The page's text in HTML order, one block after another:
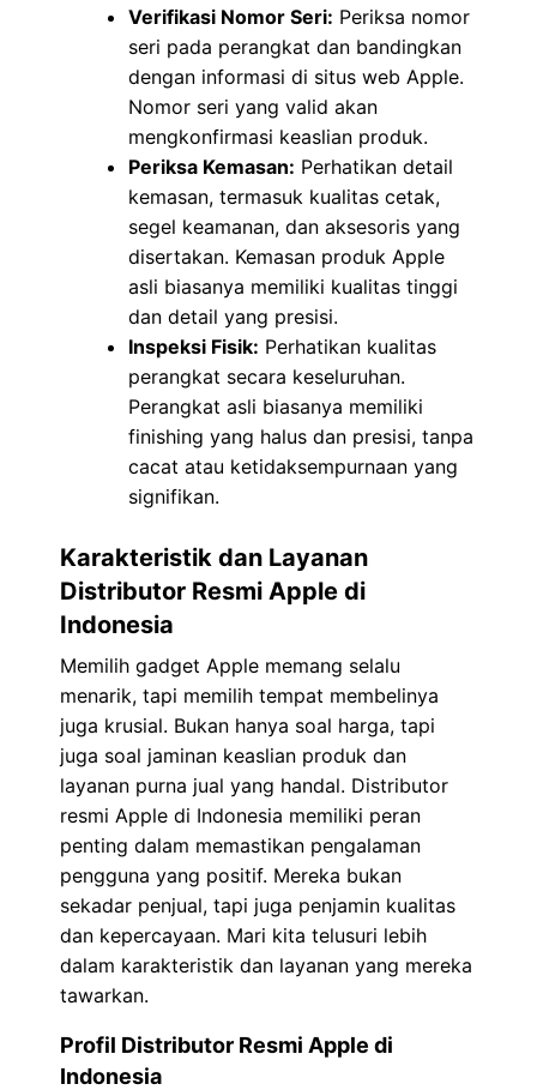
Verifikasi Nomor Seri: Periksa nomor
seri pada perangkat dan bandingkan
dengan informasi di situs web Apple.
Nomor seri yang valid akan
mengkonfirmasi keaslian produk.
Periksa Kemasan: Perhatikan detail
kemasan, termasuk kualitas cetak,
segel keamanan, dan aksesoris yang
disertakan. Kemasan produk Apple
asli biasanya memiliki kualitas tinggi
dan detail yang presisi.
Inspeksi Fisik: Perhatikan kualitas
perangkat secara keseluruhan.
Perangkat asli biasanya memiliki
finishing yang halus dan presisi, tanpa
cacat atau ketidaksempurnaan yang
signifikan.
Karakteristik dan Layanan
Distributor Resmi Apple di
Indonesia
Memilih gadget Apple memang selalu
menarik, tapi memilih tempat membelinya
juga krusial. Bukan hanya soal harga, tapi
juga soal jaminan keaslian produk dan
layanan purna jual yang handal. Distributor
resmi Apple di Indonesia memiliki peran
penting dalam memastikan pengalaman
pengguna yang positif. Mereka bukan
sekadar penjual, tapi juga penjamin kualitas
dan kepercayaan. Mari kita telusuri lebih
dalam karakteristik dan layanan yang mereka
tawarkan.
Profil Distributor Resmi Apple di
Indonesia